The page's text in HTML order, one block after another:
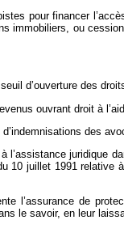
pour financer
immobiliers, ou
d’ouverture des
ouvrant droit à
des
l’assistance juridique
10 juillet 1991
l’assurance de
le savoir, en leur